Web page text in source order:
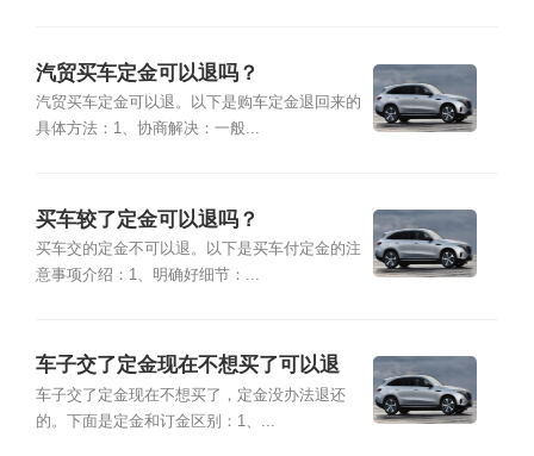
汽贸买车定金可以退吗？
汽贸买车定金可以退。以下是购车定金退回来的
具体方法：1、协商解决：一般...
买车较了定金可以退吗？
买车交的定金不可以退。以下是买车付定金的注
意事项介绍：1、明确好细节：...
车子交了定金现在不想买了可以退
吗？
车子交了定金现在不想买了，定金没办法退还
的。下面是定金和订金区别：1、...